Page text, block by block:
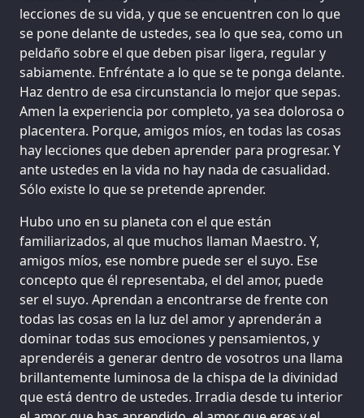
lecciones de su vida, y que se encuentren con lo que
se pone delante de ustedes, sea lo que sea, como un
peldaño sobre el que deben pisar ligera, regular y
sabiamente. Enfréntate a lo que se te ponga delante.
Haz dentro de esa circunstancia lo mejor que sepas.
Amen la experiencia por completo, ya sea dolorosa o
placentera. Porque, amigos míos, en todas las cosas
hay lecciones que deben aprender para progresar. Y
ante ustedes en la vida no hay nada de casualidad.
Sólo existe lo que se pretende aprender.
Hubo uno en su planeta con el que están
familiarizados, al que muchos llaman Maestro. Y,
amigos míos, ese nombre puede ser el suyo. Ese
concepto que él representaba, el del amor, puede
ser el suyo. Aprendan a encontrarse de frente con
todas las cosas en la luz del amor y aprenderán a
dominar todas sus emociones y pensamientos, y
aprenderéis a generar dentro de vosotros una llama
brillantemente luminosa de la chispa de la divinidad
que está dentro de ustedes. Irradia desde tu interior